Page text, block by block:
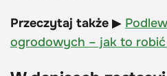
Przeczytaj także ▶
ogrodowych – jak to robić